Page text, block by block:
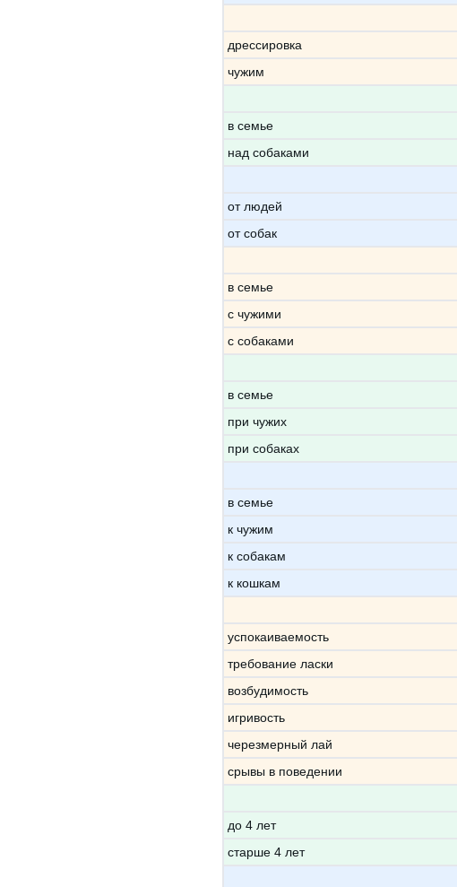
дрессировка
чужим
в семье
над собаками
от людей
от собак
в семье
с чужими
с собаками
в семье
при чужих
при собаках
в семье
к чужим
к собакам
к кошкам
успокаиваемость
требование ласки
возбудимость
игривость
черезмерный лай
срывы в поведении
до 4 лет
старше 4 лет